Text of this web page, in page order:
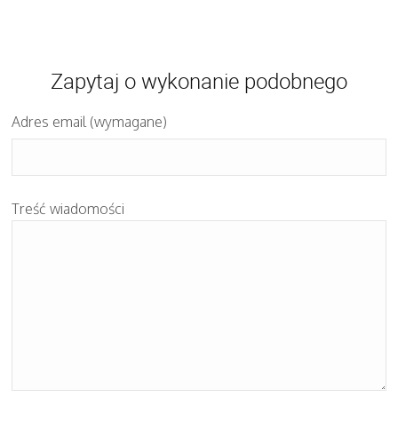
Zapytaj o wykonanie podobnego
Adres email (wymagane)
Treść wiadomości